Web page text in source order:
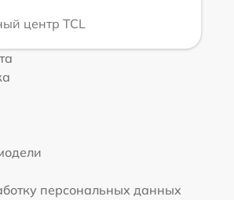
центр TCL
персональных данных